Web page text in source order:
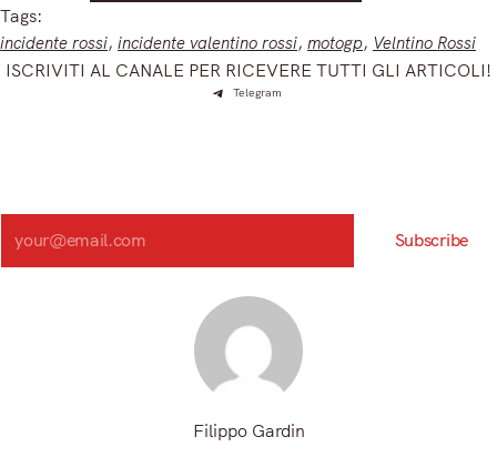
Tags:
incidente rossi, incidente valentino rossi, motogp, Velntino Rossi
ISCRIVITI AL CANALE PER RICEVERE TUTTI GLI ARTICOLI!
Telegram
Search
Subscribe
Filippo Gardin